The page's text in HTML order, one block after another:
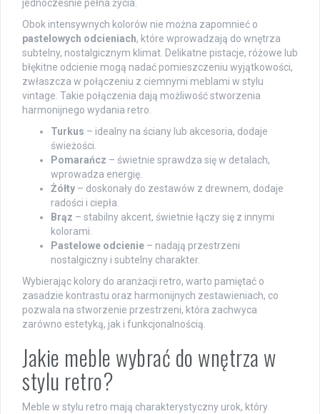
jednocześnie pełna życia.
Obok intensywnych kolorów nie można zapomnieć o
pastelowych odcieniach, które wprowadzają do wnętrza
subtelny, nostalgicznym klimat. Delikatne pistacje, różowe lub
błękitne odcienie mogą nadać pomieszczeniu wyjątkowości,
zwłaszcza w połączeniu z ciemnymi meblami w stylu
vintage. Takie połączenia dają możliwość stworzenia
harmonijnego wydania retro.
Turkus – idealny na ściany lub akcesoria, dodaje
świeżości.
Pomarańcz – świetnie sprawdza się w detalach,
wprowadza energię.
Żółty – doskonały do zestawów z drewnem, dodaje
radości i ciepła.
Brąz – stabilny akcent, świetnie łączy się z innymi
kolorami.
Pastelowe odcienie – nadają przestrzeni
nostalgiczny i subtelny charakter.
Wybierając kolory do aranżacji retro, warto pamiętać o
zasadzie kontrastu oraz harmonijnych zestawieniach, co
pozwala na stworzenie przestrzeni, która zachwyca
zarówno estetyką, jak i funkcjonalnością.
Jakie meble wybrać do wnętrza w
stylu retro?
Meble w stylu retro mają charakterystyczny urok, który